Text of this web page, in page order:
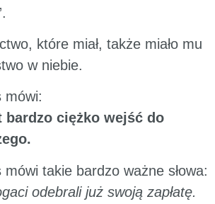
które miał, także miało mu
w niebie.
mówi:
bardzo ciężko wejść do
takie bardzo ważne słowa:
odebrali już swoją zapłatę.